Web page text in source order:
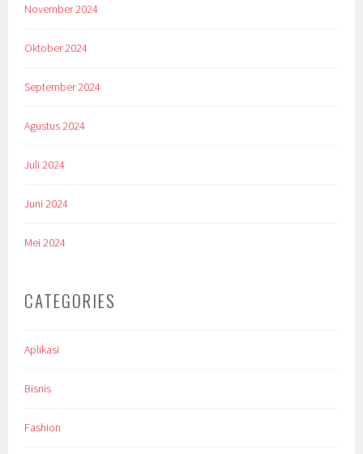
November 2024
Oktober 2024
September 2024
Agustus 2024
Juli 2024
Juni 2024
Mei 2024
CATEGORIES
Aplikasi
Bisnis
Fashion